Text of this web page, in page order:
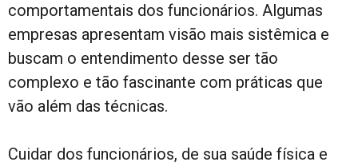
comportamentais dos funcionários. Algumas
empresas apresentam visão mais sistêmica e
buscam o entendimento desse ser tão
complexo e tão fascinante com práticas que
vão além das técnicas.
Cuidar dos funcionários, de sua saúde física e